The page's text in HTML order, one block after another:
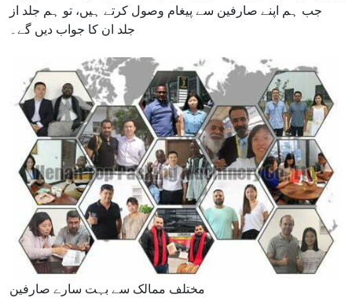
جب ہم اپنے صارفین سے پیغام وصول کرتے ہیں، تو ہم جلد از
جلد ان کا جواب دیں گے۔
مختلف ممالک سے بہت سارے صارفین